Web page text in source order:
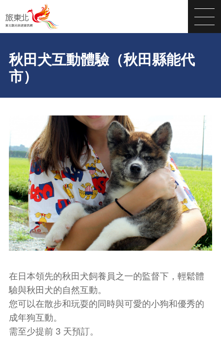
秋田犬互動體驗（秋田縣能代
市）
在日本領先的秋田犬飼養員之一的監督下，輕鬆體
驗與秋田犬的自然互動。
您可以在散步和玩耍的同時與可愛的小狗和優秀的
成年狗互動。
需至少提前 3 天預訂。